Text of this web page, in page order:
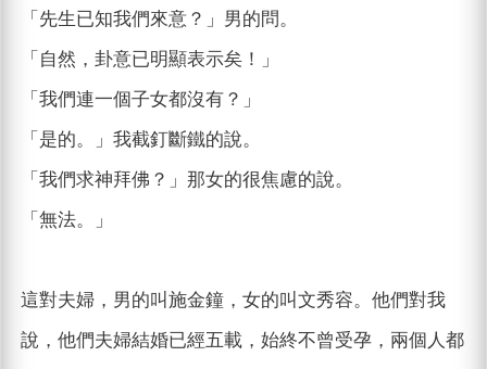
「先生已知我們來意？」男的問。
「自然，卦意已明顯表示矣！」
「我們連一個子女都沒有？」
「是的。」我截釘斷鐵的說。
「我們求神拜佛？」那女的很焦慮的說。
「無法。」
這對夫婦，男的叫施金鐘，女的叫文秀容。他們對我
說，他們夫婦結婚已經五載，始終不曾受孕，兩個人都